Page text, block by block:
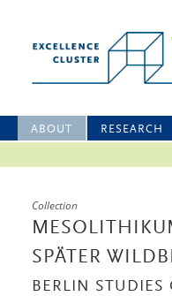
ABOUT RESEARCH
Collection
SPÄTER
BERLIN